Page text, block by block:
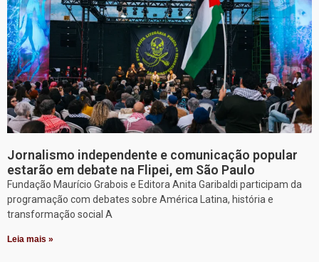
Jornalismo independente e comunicação popular
estarão em debate na Flipei, em São Paulo
Fundação Maurício Grabois e Editora Anita Garibaldi participam da
programação com debates sobre América Latina, história e
transformação social A
Leia mais »